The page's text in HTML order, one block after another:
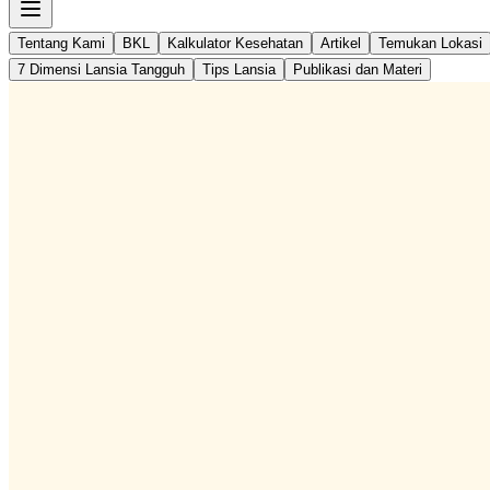
Tentang Kami BKL Kalkulator Kesehatan Artikel Temukan Lokasi
7 Dimensi Lansia Tangguh
Tips Lansia Publikasi dan Materi